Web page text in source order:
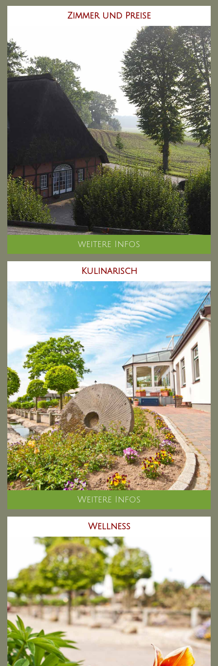
Zimmer und Preise
weitere Infos
Kulinarisch
Weitere Infos
Wellness